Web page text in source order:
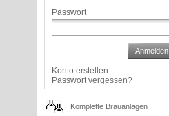
Passwort
Anmelden
Konto erstellen
Passwort vergessen?
Komplette Brauanlagen